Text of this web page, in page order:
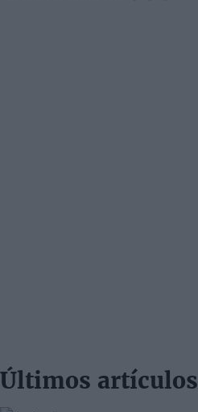
Últimos artículos